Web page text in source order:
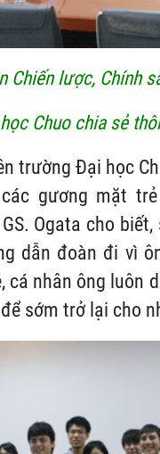
Chiến lược, Chính
Chuo chia sẻ
trường Đại học
gương mặt
Ogata cho
dẫn đoàn đi vì
cá nhân ông luôn
sớm trở lại cho